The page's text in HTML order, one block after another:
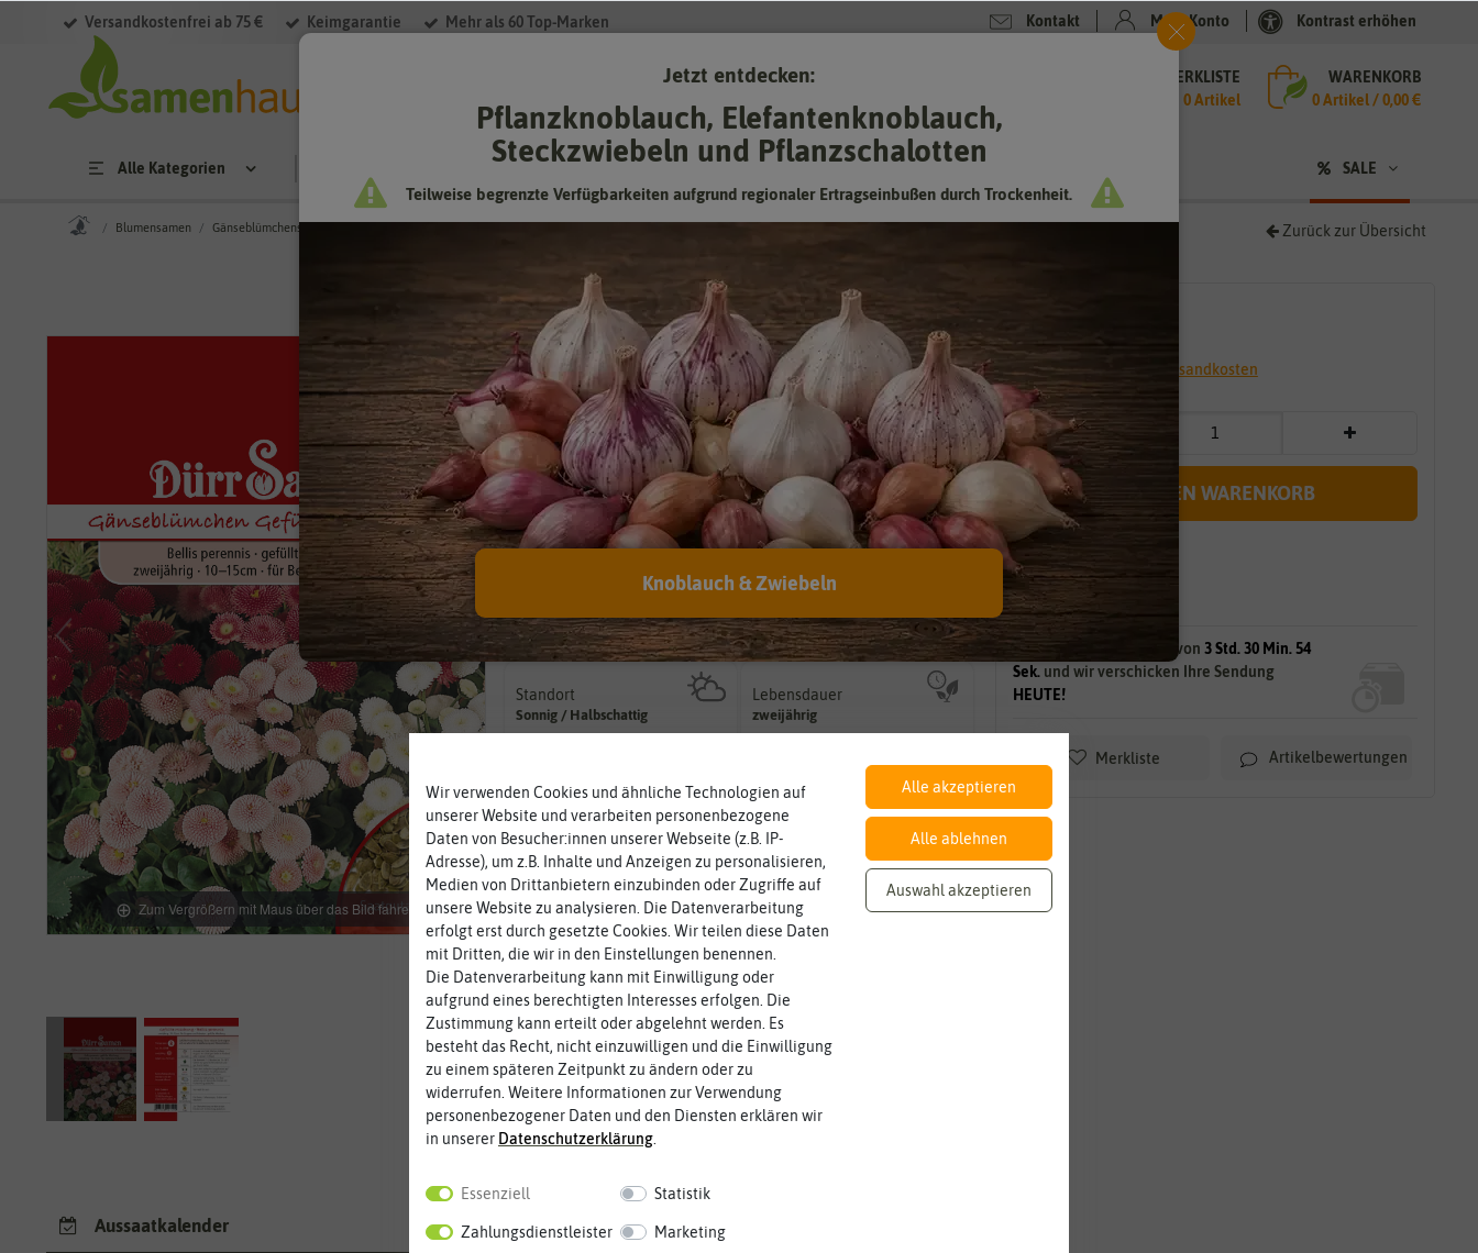
Versandkostenfrei ab 75 € Keimgarantie Mehr als 60 Top-Marken Kontakt Mein Konto Kontrast erhöhen
MERKLISTE
0 Artikel
WARENKORB
0Artikel /0,00 €
Alle Kategorien SALE
Blumensamen Gänseblümchensamen Zurück zur Übersicht
Zum Vergrößern mit Maus über das Bild fahren
* inkl. 7% MwSt. zzgl. Versandkosten
IN DEN WARENKORB
sofort lieferbar
gilt für 28
Bestellen Sie innerhalb von 3 Std. 30 Min. 53
Sek.und wir verschicken Ihre Sendung
HEUTE!
Merkliste Artikelbewertungen
Gänseblümchen gefüllte Mischung
gefüllte Mischung, zweijährig, 10-15 cm, für Beete und Rabatten
Hersteller:
Dürr-Samen
Artikelnummer:
0749-DS
EAN:
4017048107499
Haltbarkeit
Zeitpunkt, bis zu dem das Saat-
sollte.
Standort
Sonnig / Halbschattig
Wie viel Licht benötigt die
Pflanze? (schattig, halbschattig,
sonnig, vollsonnig) Lebensdauer
zweijährig
Pflanzen werden kategorisiert in:
einjährig, zweijährig oder
mehrjährig.
Blütenfarbe
bunt
Wie ist die Blüte eingefärbt? Kann
auch mehrfarbig sein.
Aussaatkalender
Wir verwenden Cookies und ähnliche Technologien auf
unserer Website und verarbeiten personenbezogene
Daten von Besucher:innen unserer Webseite (z.B. IP-
Adresse), um z.B. Inhalte und Anzeigen zu personalisieren,
Medien von Drittanbietern einzubinden oder Zugriffe auf
unsere Website zu analysieren. Die Datenverarbeitung
erfolgt erst durch gesetzte Cookies. Wir teilen diese Daten
mit Dritten, die wir in den Einstellungen benennen.
Die Datenverarbeitung kann mit Einwilligung oder
aufgrund eines berechtigten Interesses erfolgen. Die
Zustimmung kann erteilt oder abgelehnt werden. Es
besteht das Recht, nicht einzuwilligen und die Einwilligung
zu einem späteren Zeitpunkt zu ändern oder zu
widerrufen. Weitere Informationen zur Verwendung
personenbezogener Daten und den Diensten erklären wir
in unserer Daten­schutz­erklärung
Essenziell Statistik
Zahlungsdienstleister Marketing
Alle akzeptieren
Alle ablehnen
Auswahl akzeptieren
Jetzt entdecken:
Pflanzknoblauch, Elefantenknoblauch,
Steckzwiebeln und Pflanzschalotten
Teilweise begrenzte Verfügbarkeiten aufgrund regionaler Ertragseinbußen durch Trockenheit.
Knoblauch & Zwiebeln